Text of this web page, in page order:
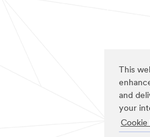
This
and
your